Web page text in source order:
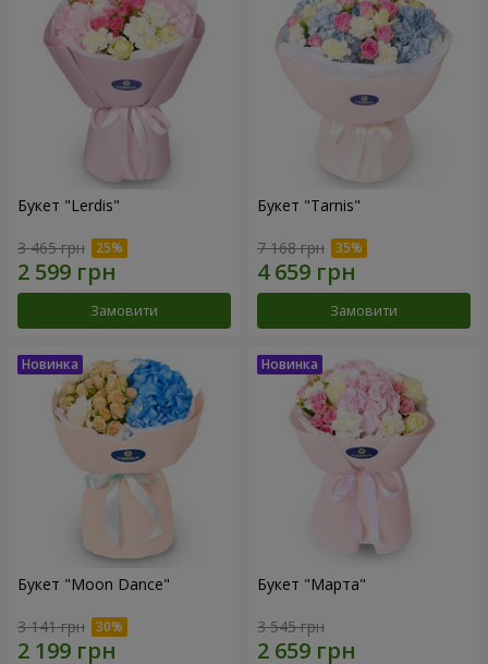
Букет "Lerdis"
3 465 грн
Замовити
Букет "Tarnis"
7 168 грн
Замовити
Букет "Moon Dance"
3 141 грн
Букет "Марта"
3 545 грн